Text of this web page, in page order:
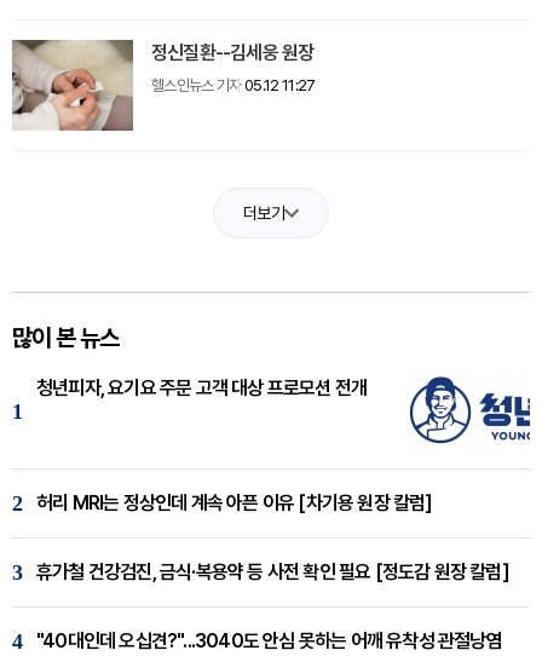
정신질환--김세웅 원장
헬스인뉴스 기자05.12 11:27
더보기
많이 본 뉴스
1
청년피자, 요기요 주문 고객 대상 프로모션 전개
2 허리 MRI는 정상인데 계속 아픈 이유 [차기용 원장 칼럼]
3 휴가철 건강검진, 금식·복용약 등 사전 확인 필요 [정도감 원장 칼럼]
4 "40대인데 오십견?"...3040도 안심 못하는 어깨 유착성 관절낭염